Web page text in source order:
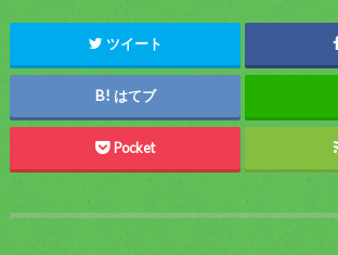
ツイート
はてブ
Pocket